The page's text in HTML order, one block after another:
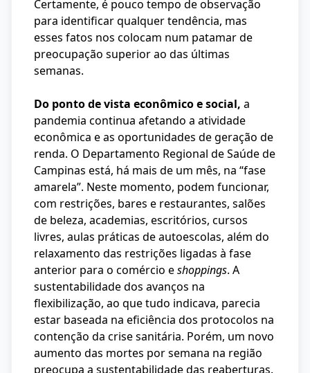
Certamente, é pouco tempo de observação
para identificar qualquer tendência, mas
esses fatos nos colocam num patamar de
preocupação superior ao das últimas
semanas.
Do ponto de vista econômico e social, a
pandemia continua afetando a atividade
econômica e as oportunidades de geração de
renda. O Departamento Regional de Saúde de
Campinas está, há mais de um mês, na “fase
amarela”. Neste momento, podem funcionar,
com restrições, bares e restaurantes, salões
de beleza, academias, escritórios, cursos
livres, aulas práticas de autoescolas, além do
relaxamento das restrições ligadas à fase
anterior para o comércio eshoppings. A
sustentabilidade dos avanços na
flexibilização, ao que tudo indicava, parecia
estar baseada na eficiência dos protocolos na
contenção da crise sanitária. Porém, um novo
aumento das mortes por semana na região
preocupa a sustentabilidade das reaberturas.